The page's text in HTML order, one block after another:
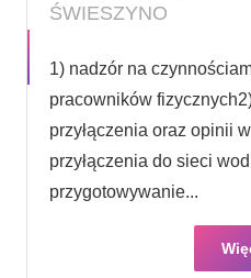
ŚWIESZYNO
1) nadzór na
pracowników
przyłączenia oraz opinii
przyłączenia do sieci
przygotowywanie...